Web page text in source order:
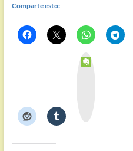
Comparte esto:
E
v